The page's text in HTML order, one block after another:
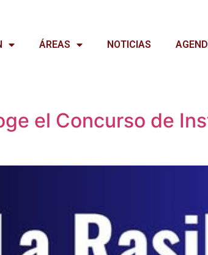
ÁREAS NOTICIAS
el Concurso de